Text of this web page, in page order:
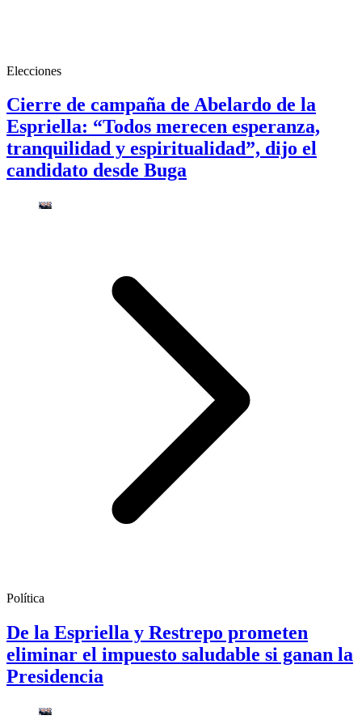
Elecciones
Cierre de campaña de Abelardo de la
Espriella: “Todos merecen esperanza,
tranquilidad y espiritualidad”, dijo el
candidato desde Buga
Política
De la Espriella y Restrepo prometen
eliminar el impuesto saludable si ganan la
Presidencia